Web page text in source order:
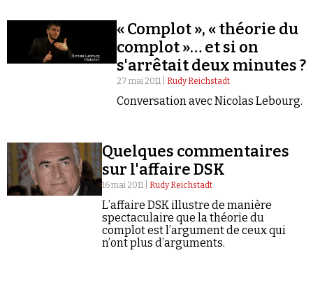
Demander à Vera
« Complot », « théorie du
complot »… et si on
s'arrêtait deux minutes ?
27 mai 2011 | Rudy Reichstadt
Conversation avec Nicolas Lebourg.
Quelques commentaires
sur l'affaire DSK
16 mai 2011 | Rudy Reichstadt
L’affaire DSK illustre de manière
spectaculaire que la théorie du
complot est l’argument de ceux qui
n’ont plus d’arguments.